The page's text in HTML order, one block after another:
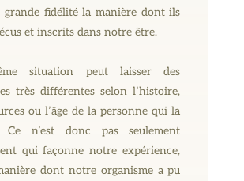
grande fidélité la manière dont ils
et inscrits dans notre être.
situation peut laisser des
très différentes selon l’histoire,
ou l’âge de la personne qui la
Ce n’est donc pas seulement
qui façonne notre expérience,
dont notre organisme a pu